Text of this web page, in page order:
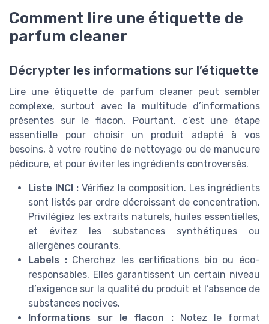
Comment lire une étiquette de
parfum cleaner
Décrypter les informations sur l’étiquette
Lire une étiquette de parfum cleaner peut sembler
complexe, surtout avec la multitude d’informations
présentes sur le flacon. Pourtant, c’est une étape
essentielle pour choisir un produit adapté à vos
besoins, à votre routine de nettoyage ou de manucure
pédicure, et pour éviter les ingrédients controversés.
Liste INCI : Vérifiez la composition. Les ingrédients
sont listés par ordre décroissant de concentration.
Privilégiez les extraits naturels, huiles essentielles,
et évitez les substances synthétiques ou
allergènes courants.
Labels :Cherchez les certifications bio ou éco-
responsables. Elles garantissent un certain niveau
d’exigence sur la qualité du produit et l’absence de
substances nocives.
Informations sur le flacon :Notez le format